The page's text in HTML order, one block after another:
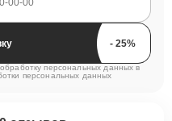
персональных данных в
персональных данных